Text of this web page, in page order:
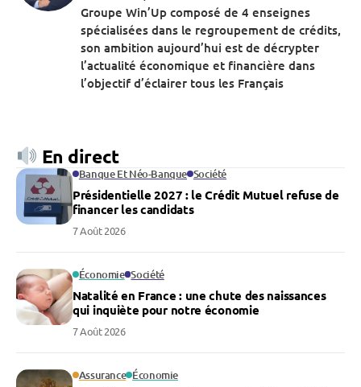
Groupe Win’Up composé de 4 enseignes
spécialisées dans le regroupement de crédits,
son ambition aujourd’hui est de décrypter
l’actualité économique et financière dans
l’objectif d’éclairer tous les Français
En direct
Banque Et Néo-Banque Société
Présidentielle 2027 : le Crédit Mutuel refuse de
financer les candidats
7 Août 2026
Économie Société
Natalité en France : une chute des naissances
qui inquiète pour notre économie
7 Août 2026
Assurance Économie